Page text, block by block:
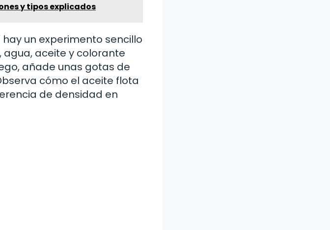
y tipos explicados
un experimento sencillo
aceite y colorante
añade unas gotas de
cómo el aceite flota
de densidad en